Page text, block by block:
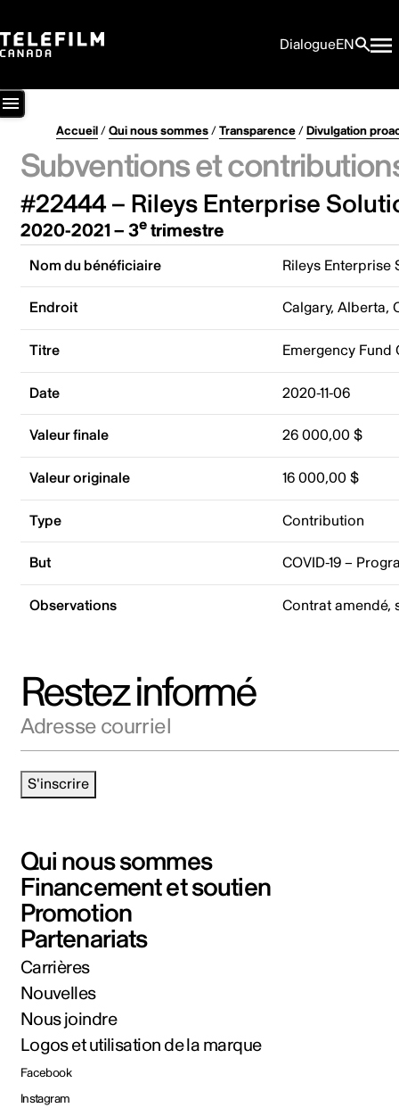
DialogueEN
Accueil/Qui nous sommes/Transparence/Divulgation
Subventions et
#22444 – Rileys Enterprise
2020-2021 – 3etrimestre
Nom du bénéficiaire Rileys Enterprise
Endroit Calgary, Alberta,
Titre Emergency Fund
Date 2020-11-06
Valeur finale 26 000,00 $
Valeur originale 16 000,00 $
Type Contribution
But COVID-19 –
Observations Contrat amendé,
Restez informé
S'inscrire
Qui nous sommes
Financement et soutien
Promotion
Partenariats
Carrières
Nouvelles
Nous joindre
Logos et utilisation de la marque
Facebook
Instagram